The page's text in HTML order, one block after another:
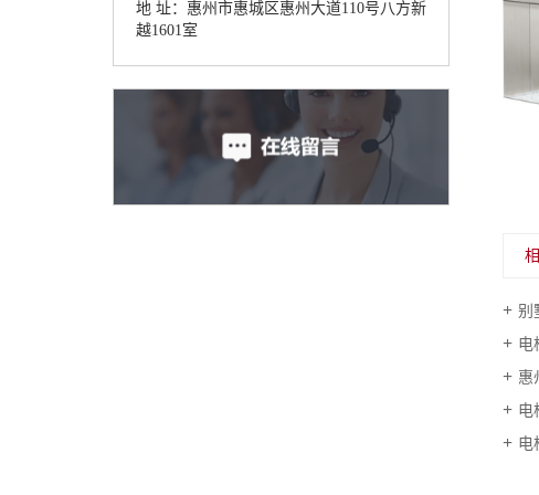
地 址：惠州市惠城区惠州大道110号八方新
越1601室
别墅电梯
别
电
惠
电
电